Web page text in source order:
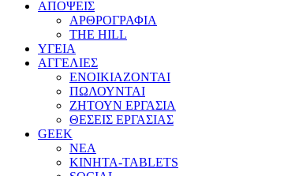
ΑΠΟΨΕΙΣ
ΑΡΘΡΟΓΡΑΦΙΑ
THE HILL
ΥΓΕΙΑ
ΑΓΓΕΛΙΕΣ
ΕΝΟΙΚΙΑΖΟΝΤΑΙ
ΠΩΛΟΥΝΤΑΙ
ΖΗΤΟΥΝ ΕΡΓΑΣΙΑ
ΘΕΣΕΙΣ ΕΡΓΑΣΙΑΣ
GEEK
ΝΕΑ
ΚΙΝΗΤΑ-TABLETS